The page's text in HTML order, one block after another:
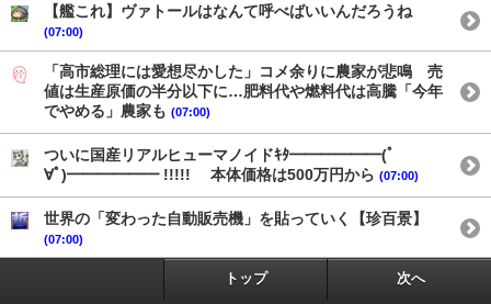
【艦これ】ヴァトールはなんて呼べばいいんだろうね
(07:00)
「高市総理には愛想尽かした」コメ余りに農家が悲鳴 売
値は生産原価の半分以下に…肥料代や燃料代は高騰「今年
でやめる」農家も (07:00)
ついに国産リアルヒューマノイドｷﾀ━━━━━━(ﾟ
∀ﾟ)━━━━━━ !!!!! 本体価格は500万円から (07:00)
世界の「変わった自動販売機」を貼っていく【珍百景】
(07:00)
トップ 次へ